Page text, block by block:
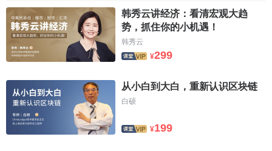
业法人营业执照》、公司章程和内控制度 及主要规章制度、
经审计的最近两年的财务报告、公司下属各证券营业部
《证券经营机构营业许可证》及《
(2)证券交易所会员管理部门对上述材料进行初审：
(3)证券交易所会员管理部门初审后，将合格者上报理事
会，由理事会审核批准后，即可成为证券交易所会员。
证券交易所会员的处分
韩秀云讲经济：看清宏观大趋
势，抓住你的小机遇！
韩秀云
¥299
从小白到大白，重新认识区块链
白硕
¥199